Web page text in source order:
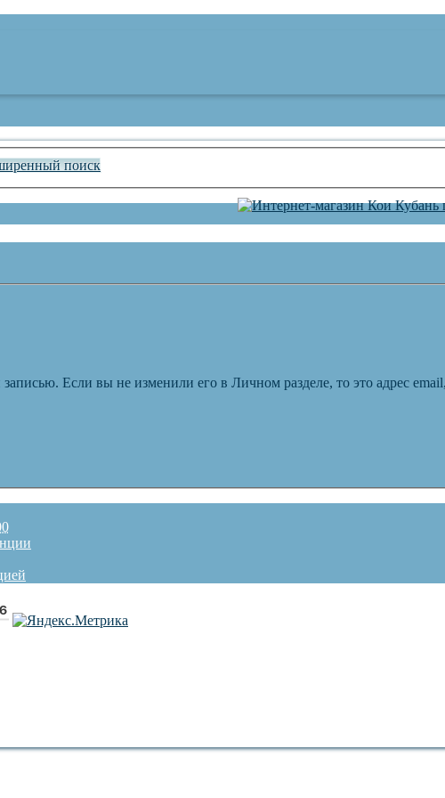
поиск
Если вы не изменили его в Личном разделе, то это адрес